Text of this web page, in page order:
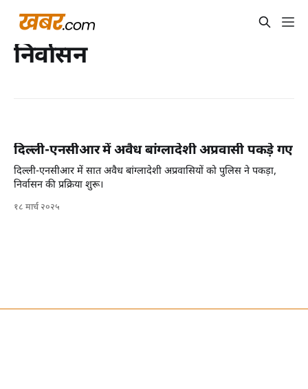
निर्वासन
दिल्ली-एनसीआर में अवैध बांग्लादेशी अप्रवासी पकड़े गए
दिल्ली-एनसीआर में सात अवैध बांग्लादेशी अप्रवासियों को पुलिस ने पकड़ा,
निर्वासन की प्रक्रिया शुरू।
१८ मार्च २०२५